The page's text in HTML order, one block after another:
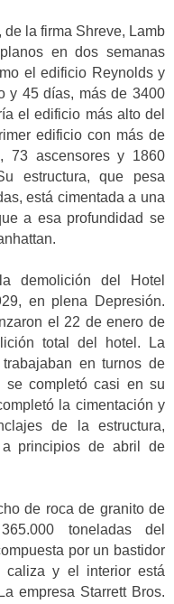
la firma Shreve, Lamb
en dos semanas
el edificio Reynolds y
y 45 días, más de 3400
el edificio más alto del
edificio con más de
73 ascensores y 1860
estructura, que pesa
está cimentada a una
a esa profundidad se
demolición del Hotel
en plena Depresión.
el 22 de enero de
total del hotel. La
en turnos de
completó casi en su
la cimentación y
de la estructura,
principios de abril de
de roca de granito de
toneladas del
por un bastidor
caliza y el interior está
empresa Starrett Bros.